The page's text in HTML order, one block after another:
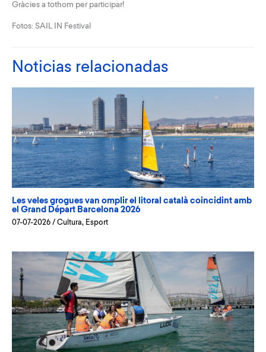
Gràcies a tothom per participar!
Fotos: SAIL IN Festival
Noticias relacionadas
Les veles grogues van omplir el litoral català coincidint amb
el Grand Départ Barcelona 2026
07-07-2026 / Cultura, Esport